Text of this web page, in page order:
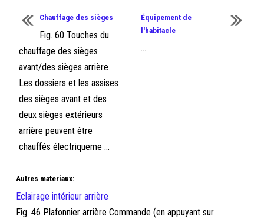
Chauffage des sièges
Fig. 60 Touches du
chauffage des sièges
avant/des sièges arrière
Les dossiers et les assises
des sièges avant et des
deux sièges extérieurs
arrière peuvent être
chauffés électriqueme ...
Équipement de
l'habitacle
...
Autres materiaux:
Eclairage intérieur arrière
Fig. 46 Plafonnier arrière Commande (en appuyant sur